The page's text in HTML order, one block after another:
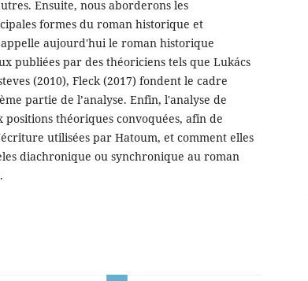
Ensuite, nous aborderons les
formes du roman historique et
aujourd'hui le roman historique
publiées par des théoriciens tels que Lukács
(2010), Fleck (2017) fondent le cadre
partie de l’analyse. Enfin, l'analyse de
théoriques convoquées, afin de
utilisées par Hatoum, et comment elles
diachronique ou synchronique au roman